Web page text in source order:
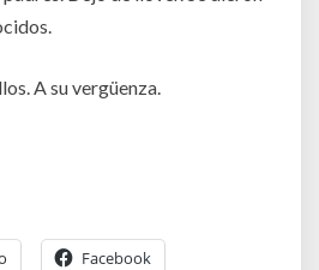
A su vergüenza.
Facebook